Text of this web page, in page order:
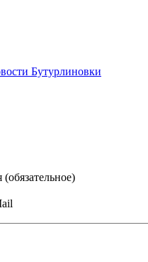
Бутурлиновки